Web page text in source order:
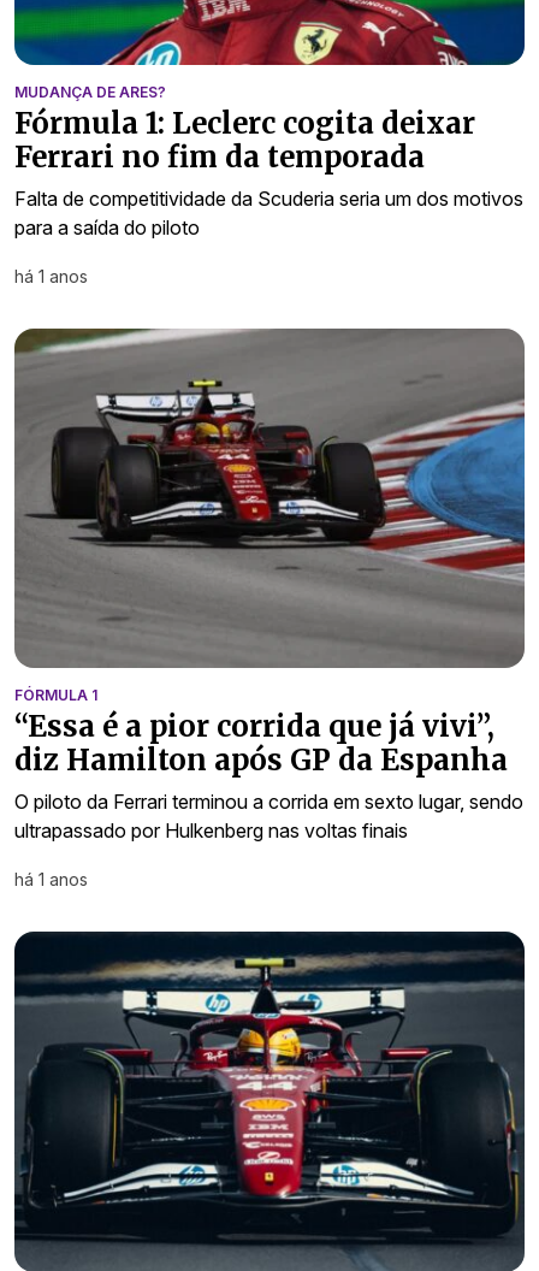
MUDANÇA DE ARES?
Fórmula 1: Leclerc cogita deixar
Ferrari no fim da temporada
Falta de competitividade da Scuderia seria um dos motivos
para a saída do piloto
há 1 anos
FÓRMULA 1
“Essa é a pior corrida que já vivi”,
diz Hamilton após GP da Espanha
O piloto da Ferrari terminou a corrida em sexto lugar, sendo
ultrapassado por Hulkenberg nas voltas finais
há 1 anos